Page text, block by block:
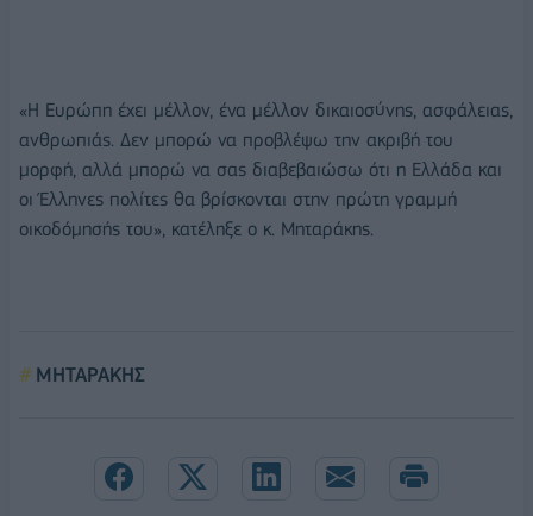
«Η Ευρώπη έχει μέλλον, ένα μέλλον δικαιοσύνης, ασφάλειας,
ανθρωπιάς. Δεν μπορώ να προβλέψω την ακριβή του
μορφή, αλλά μπορώ να σας διαβεβαιώσω ότι η Ελλάδα και
οι Έλληνες πολίτες θα βρίσκονται στην πρώτη γραμμή
οικοδόμησής του», κατέληξε ο κ. Μηταράκης.
ΜΗΤΑΡΑΚΗΣ